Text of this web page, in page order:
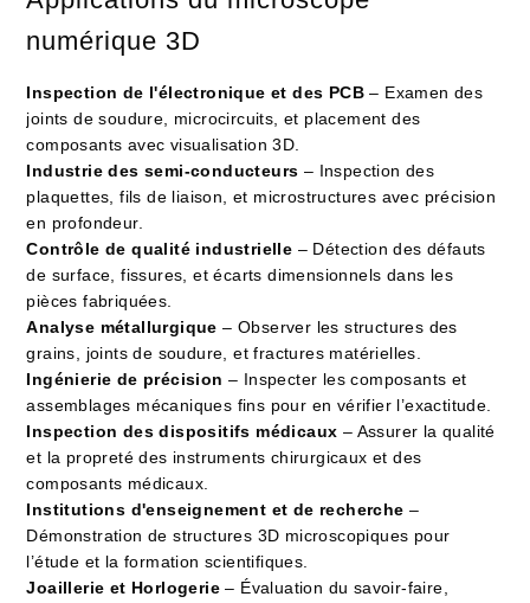
numérique 3D
Inspection de l'électronique et des PCB – Examen des
joints de soudure, microcircuits, et placement des
composants avec visualisation 3D.
Industrie des semi-conducteurs – Inspection des
plaquettes, fils de liaison, et microstructures avec précision
en profondeur.
Contrôle de qualité industrielle – Détection des défauts
de surface, fissures, et écarts dimensionnels dans les
pièces fabriquées.
Analyse métallurgique – Observer les structures des
grains, joints de soudure, et fractures matérielles.
Ingénierie de précision – Inspecter les composants et
assemblages mécaniques fins pour en vérifier l’exactitude.
Inspection des dispositifs médicaux – Assurer la qualité
et la propreté des instruments chirurgicaux et des
composants médicaux.
Institutions d'enseignement et de recherche –
Démonstration de structures 3D microscopiques pour
l’étude et la formation scientifiques.
Joaillerie et Horlogerie – Évaluation du savoir-faire,